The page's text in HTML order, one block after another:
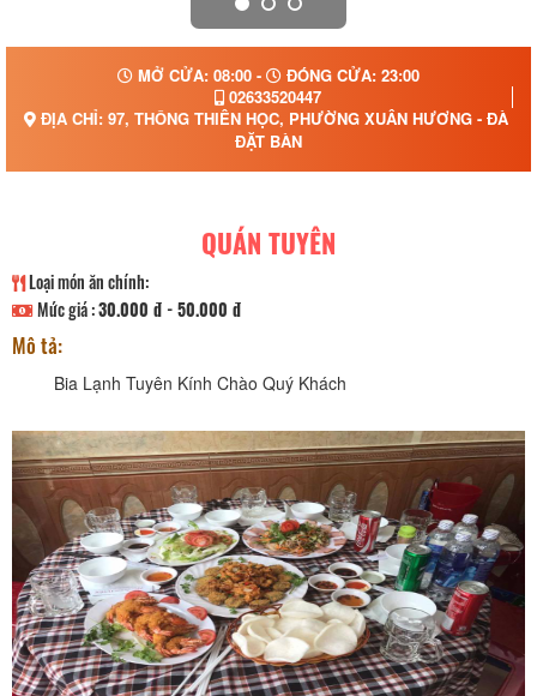
MỞ CỬA: 08:00 -
ĐÓNG CỬA: 23:00
02633520447
ĐỊA CHỈ: 97, THÔNG THIÊN HỌC, PHƯỜNG XUÂN HƯƠNG - ĐÀ
ĐẶT BÀN
QUÁN TUYÊN
Loại món ăn chính:
Mức giá :30.000 đ - 50.000 đ
Mô tả:
Bia Lạnh Tuyên Kính Chào Quý Khách